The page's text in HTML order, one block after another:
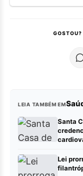
LEIA TAMBÉM EM
Santa
Lei